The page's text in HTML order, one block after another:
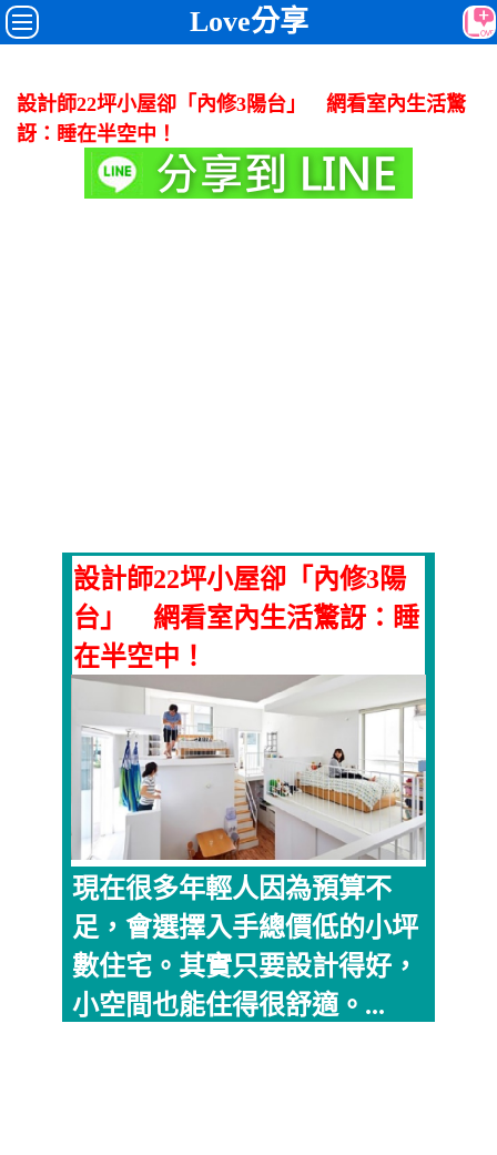
Love分享
設計師22坪小屋卻「內修3陽台」 網看室內生活驚
訝：睡在半空中！
設計師22坪小屋卻「內修3陽
台」 網看室內生活驚訝：睡
在半空中！
現在很多年輕人因為預算不
足，會選擇入手總價低的小坪
數住宅。其實只要設計得好，
小空間也能住得很舒適。...